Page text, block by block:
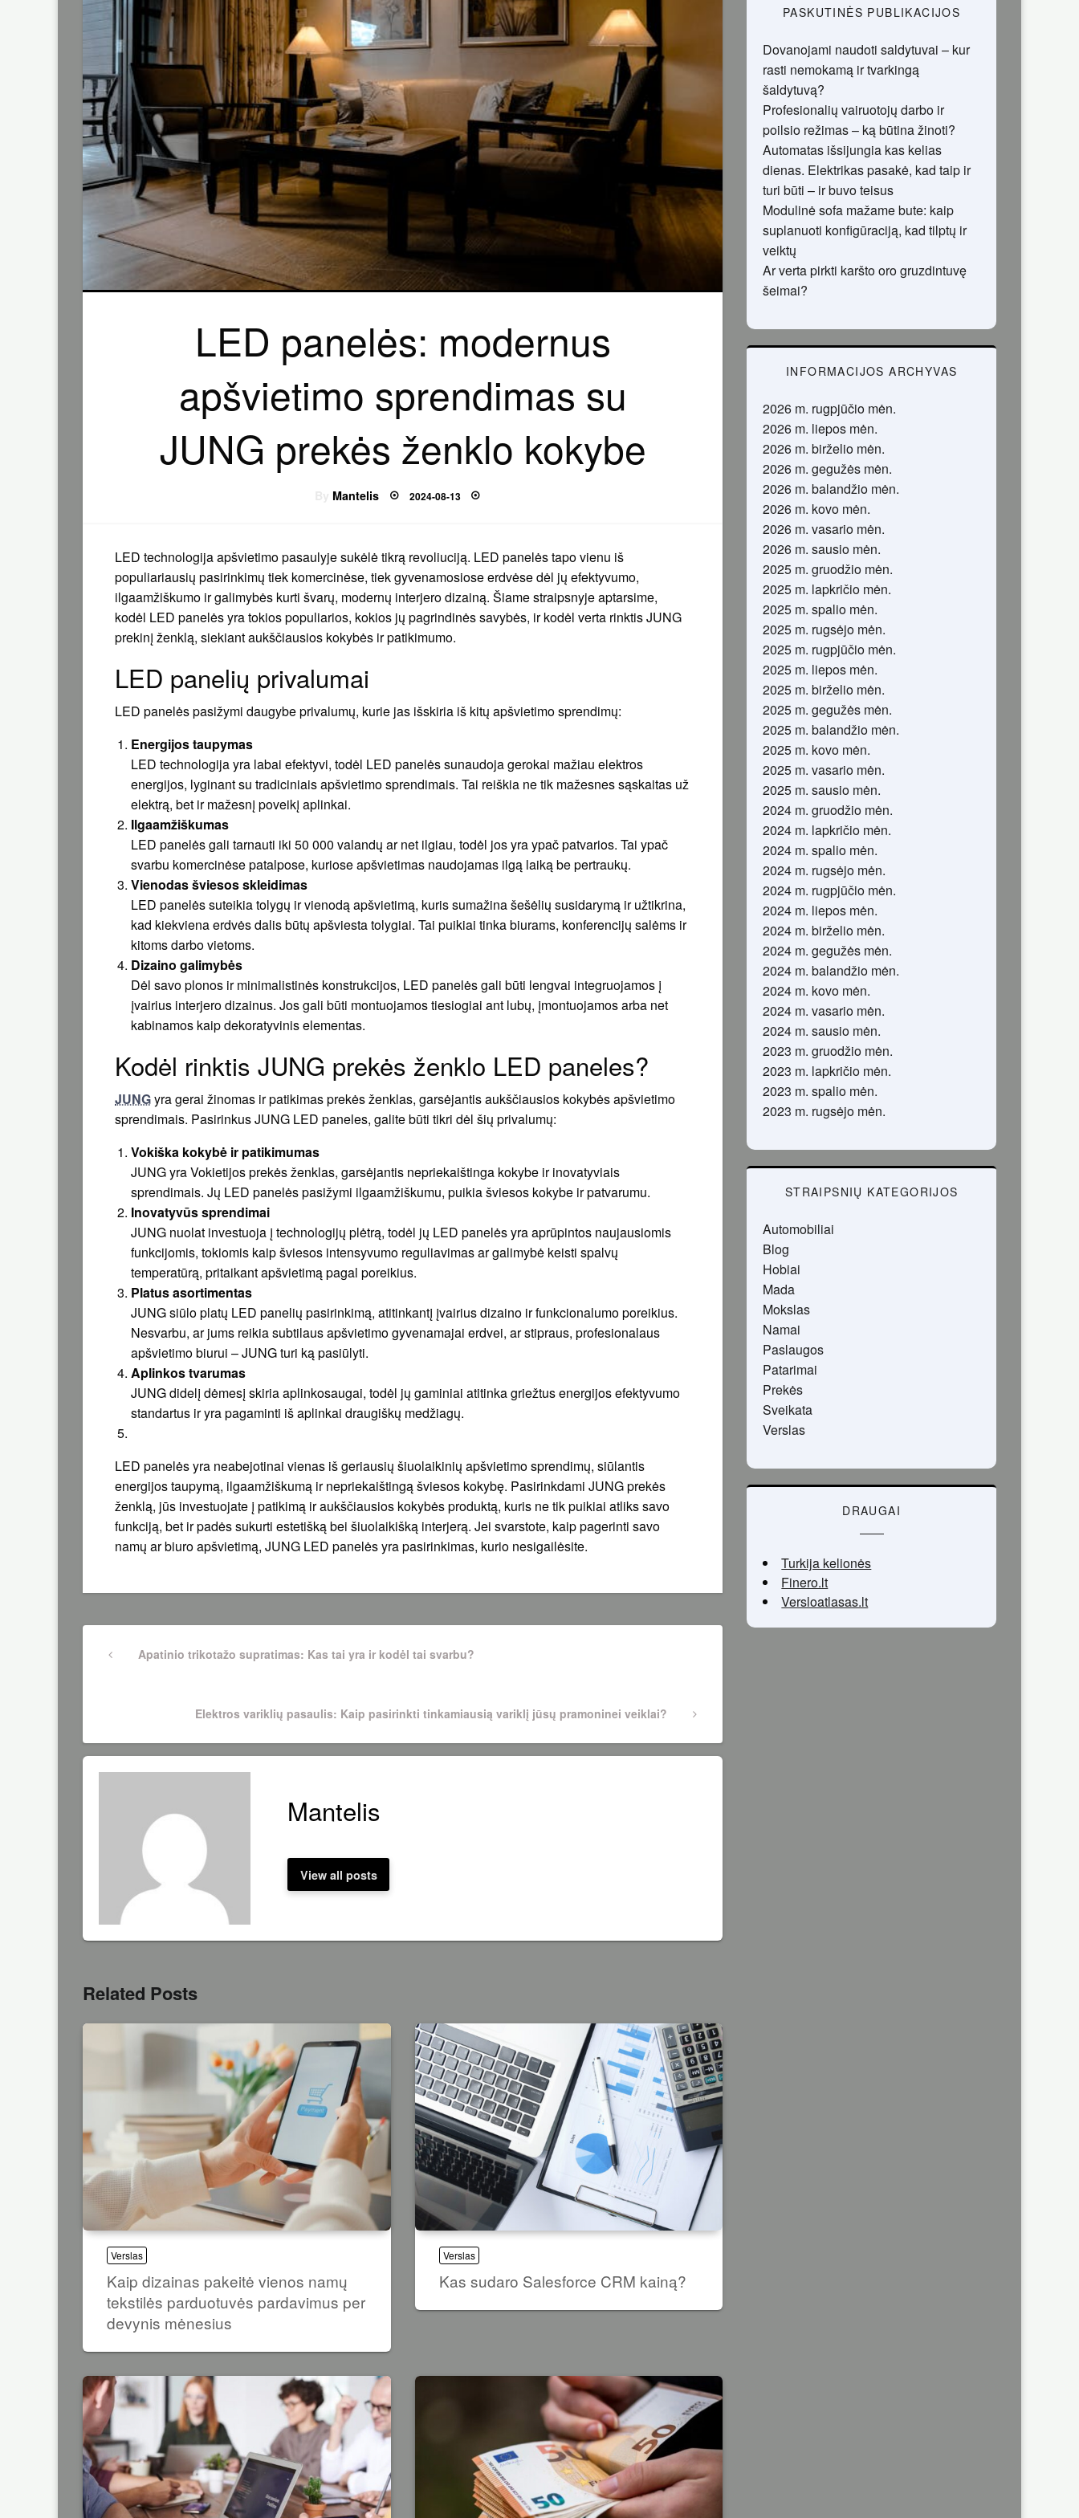
LED panelės: modernus
apšvietimo sprendimas su
JUNG prekės ženklo kokybe
Mantelis Posted
on
2024-08-13
LED technologija apšvietimo pasaulyje sukėlė tikrą revoliuciją. LED panelės tapo vienu iš
populiariausių pasirinkimų tiek komercinėse, tiek gyvenamosiose erdvėse dėl jų efektyvumo,
ilgaamžiškumo ir galimybės kurti švarų, modernų interjero dizainą. Šiame straipsnyje aptarsime,
kodėl LED panelės yra tokios populiarios, kokios jų pagrindinės savybės, ir kodėl verta rinktis JUNG
prekinį ženklą, siekiant aukščiausios kokybės ir patikimumo.
LED panelių privalumai
LED panelės pasižymi daugybe privalumų, kurie jas išskiria iš kitų apšvietimo sprendimų:
Energijos taupymas
LED technologija yra labai efektyvi, todėl LED panelės sunaudoja gerokai mažiau elektros
energijos, lyginant su tradiciniais apšvietimo sprendimais. Tai reiškia ne tik mažesnes sąskaitas už
elektrą, bet ir mažesnį poveikį aplinkai.
Ilgaamžiškumas
LED panelės gali tarnauti iki 50 000 valandų ar net ilgiau, todėl jos yra ypač patvarios. Tai ypač
svarbu komercinėse patalpose, kuriose apšvietimas naudojamas ilgą laiką be pertraukų.
Vienodas šviesos skleidimas
LED panelės suteikia tolygų ir vienodą apšvietimą, kuris sumažina šešėlių susidarymą ir užtikrina,
kad kiekviena erdvės dalis būtų apšviesta tolygiai. Tai puikiai tinka biurams, konferencijų salėms ir
kitoms darbo vietoms.
Dizaino galimybės
Dėl savo plonos ir minimalistinės konstrukcijos, LED panelės gali būti lengvai integruojamos į
įvairius interjero dizainus. Jos gali būti montuojamos tiesiogiai ant lubų, įmontuojamos arba net
kabinamos kaip dekoratyvinis elementas.
Kodėl rinktis JUNG prekės ženklo LED paneles?
JUNGyra gerai žinomas ir patikimas prekės ženklas, garsėjantis aukščiausios kokybės apšvietimo
sprendimais. Pasirinkus JUNG LED paneles, galite būti tikri dėl šių privalumų:
Vokiška kokybė ir patikimumas
JUNG yra Vokietijos prekės ženklas, garsėjantis nepriekaištinga kokybe ir inovatyviais
sprendimais. Jų LED panelės pasižymi ilgaamžiškumu, puikia šviesos kokybe ir patvarumu.
Inovatyvūs sprendimai
JUNG nuolat investuoja į technologijų plėtrą, todėl jų LED panelės yra aprūpintos naujausiomis
funkcijomis, tokiomis kaip šviesos intensyvumo reguliavimas ar galimybė keisti spalvų
temperatūrą, pritaikant apšvietimą pagal poreikius.
Platus asortimentas
JUNG siūlo platų LED panelių pasirinkimą, atitinkantį įvairius dizaino ir funkcionalumo poreikius.
Nesvarbu, ar jums reikia subtilaus apšvietimo gyvenamajai erdvei, ar stipraus, profesionalaus
apšvietimo biurui – JUNG turi ką pasiūlyti.
Aplinkos tvarumas
JUNG didelį dėmesį skiria aplinkosaugai, todėl jų gaminiai atitinka griežtus energijos efektyvumo
standartus ir yra pagaminti iš aplinkai draugiškų medžiagų.
LED panelės yra neabejotinai vienas iš geriausių šiuolaikinių apšvietimo sprendimų, siūlantis
energijos taupymą, ilgaamžiškumą ir nepriekaištingą šviesos kokybę. Pasirinkdami JUNG prekės
ženklą, jūs investuojate į patikimą ir aukščiausios kokybės produktą, kuris ne tik puikiai atliks savo
funkciją, bet ir padės sukurti estetišką bei šiuolaikišką interjerą. Jei svarstote, kaip pagerinti savo
namų ar biuro apšvietimą, JUNG LED panelės yra pasirinkimas, kurio nesigailėsite.
Navigacija
įrašų
PreviousApatinio trikotažo supratimas: Kas tai yra ir kodėl tai svarbu?
Next
Elektros variklių pasaulis: Kaip pasirinkti tinkamiausią variklį jūsų pramoninei veiklai?
Mantelis
View all posts
Related Posts
Verslas
Kaip dizainas pakeitė vienos namų
tekstilės parduotuvės pardavimus per
devynis mėnesius
Verslas
Kas sudaro Salesforce CRM kainą?
PASKUTINĖS PUBLIKACIJOS
Dovanojami naudoti saldytuvai – kur
rasti nemokamą ir tvarkingą
šaldytuvą?
Profesionalių vairuotojų darbo ir
poilsio režimas – ką būtina žinoti?
Automatas išsijungia kas kelias
dienas. Elektrikas pasakė, kad taip ir
turi būti – ir buvo teisus
Modulinė sofa mažame bute: kaip
suplanuoti konfigūraciją, kad tilptų ir
veiktų
Ar verta pirkti karšto oro gruzdintuvę
šeimai?
INFORMACIJOS ARCHYVAS
2026 m. rugpjūčio mėn.
2026 m. liepos mėn.
2026 m. birželio mėn.
2026 m. gegužės mėn.
2026 m. balandžio mėn.
2026 m. kovo mėn.
2026 m. vasario mėn.
2026 m. sausio mėn.
2025 m. gruodžio mėn.
2025 m. lapkričio mėn.
2025 m. spalio mėn.
2025 m. rugsėjo mėn.
2025 m. rugpjūčio mėn.
2025 m. liepos mėn.
2025 m. birželio mėn.
2025 m. gegužės mėn.
2025 m. balandžio mėn.
2025 m. kovo mėn.
2025 m. vasario mėn.
2025 m. sausio mėn.
2024 m. gruodžio mėn.
2024 m. lapkričio mėn.
2024 m. spalio mėn.
2024 m. rugsėjo mėn.
2024 m. rugpjūčio mėn.
2024 m. liepos mėn.
2024 m. birželio mėn.
2024 m. gegužės mėn.
2024 m. balandžio mėn.
2024 m. kovo mėn.
2024 m. vasario mėn.
2024 m. sausio mėn.
2023 m. gruodžio mėn.
2023 m. lapkričio mėn.
2023 m. spalio mėn.
2023 m. rugsėjo mėn.
STRAIPSNIŲ KATEGORIJOS
Automobiliai
Blog
Hobiai
Mada
Mokslas
Namai
Paslaugos
Patarimai
Prekės
Sveikata
Verslas
DRAUGAI
Turkija kelionės
Finero.lt
Versloatlasas.lt